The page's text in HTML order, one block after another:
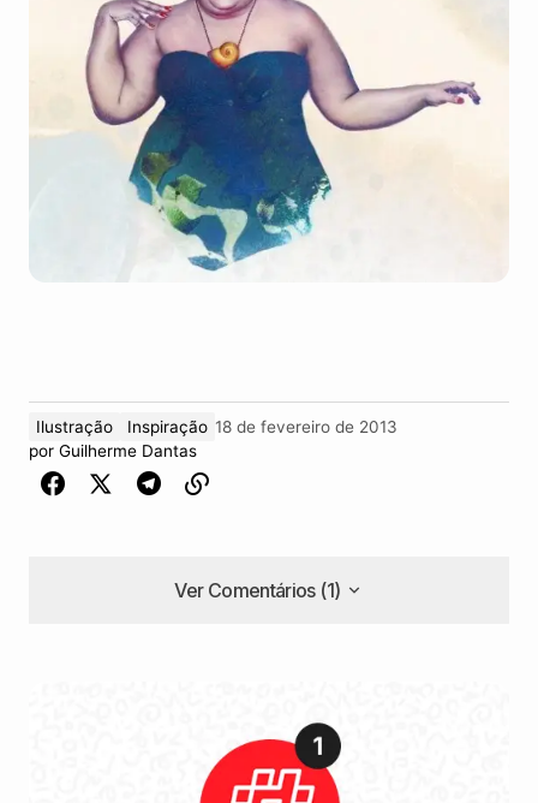
Ilustração Inspiração 18 de fevereiro de 2013
por Guilherme Dantas
Ver Comentários (1)
7 de setembro de 2016 at 20:59